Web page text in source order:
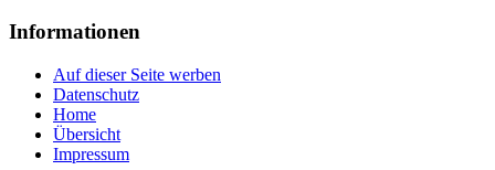
Informationen
Auf dieser Seite werben
Datenschutz
Home
Übersicht
Impressum